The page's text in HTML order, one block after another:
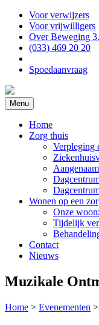
Voor verwijzers
Voor vrijwilligers
Over Beweging
(033) 469 20 20
Spoedaanvraag
Menu
Home
Zorg thuis
Verpleging
Wonen op een
Onze
Tijdelijk
Contact
Nieuws
Muzikale
Home > Evenementen >